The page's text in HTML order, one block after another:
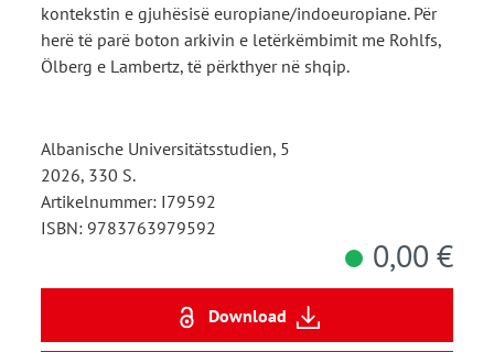
kontekstin e gjuhësisë europiane/indoeuropiane. Për
herë të parë boton arkivin e letërkëmbimit me Rohlfs,
Ölberg e Lambertz, të përkthyer në shqip.
Albanische Universitätsstudien, 5
2026, 330 S.
Artikelnummer: I79592
ISBN: 9783763979592
0,00 €
Download